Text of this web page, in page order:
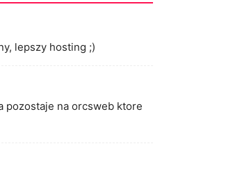
lepszy hosting ;)
pozostaje na orcsweb ktore